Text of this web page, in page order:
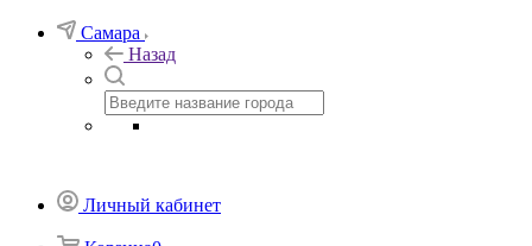
Самара
Назад
Личный кабинет